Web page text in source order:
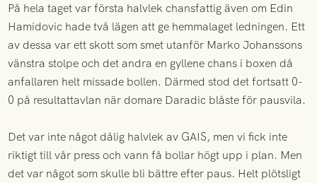
På hela taget var första halvlek chansfattig även om Edin
Hamidovic hade två lägen att ge hemmalaget ledningen. Ett
av dessa var ett skott som smet utanför Marko Johanssons
vänstra stolpe och det andra en gyllene chans i boxen då
anfallaren helt missade bollen. Därmed stod det fortsatt 0-
0 på resultattavlan när domare Daradic blåste för pausvila.
Det var inte något dålig halvlek av GAIS, men vi fick inte
riktigt till vår press och vann få bollar högt upp i plan. Men
det var något som skulle bli bättre efter paus. Helt plötsligt